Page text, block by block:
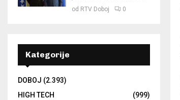
od RTV Doboj 0
Kategorije
DOBOJ (2.393)
HIGH TECH
(999)